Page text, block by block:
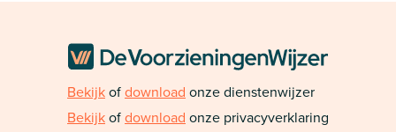
Bekijkofdownload onze dienstenwijzer
Bekijkofdownload onze privacyverklaring